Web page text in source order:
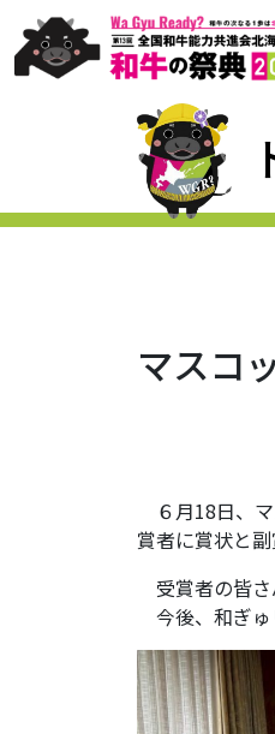
マスコ
６月18日、
賞者に賞状と副
受賞者の皆さ
今後、和ぎゅ